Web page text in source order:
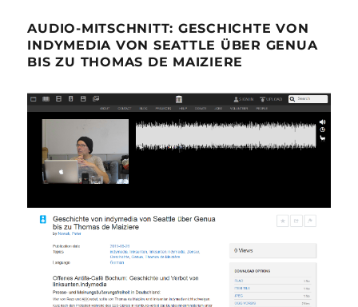
AUDIO-MITSCHNITT: GESCHICHTE VON
INDYMEDIA VON SEATTLE ÜBER GENUA
BIS ZU THOMAS DE MAIZIERE